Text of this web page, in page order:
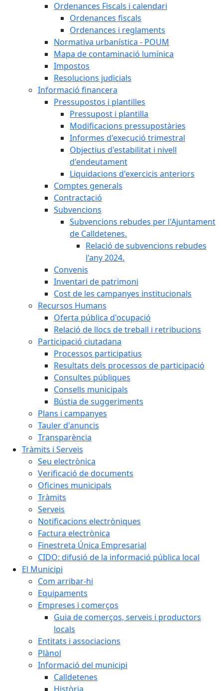
Ordenances Fiscals i calendari
Ordenances fiscals
Ordenances i reglaments
Normativa urbanística - POUM
Mapa de contaminació lumínica
Impostos
Resolucions judicials
Informació financera
Pressupostos i plantilles
Pressupost i plantilla
Modificacions pressupostàries
Informes d'execució trimestral
Objectius d'estabilitat i nivell
d'endeutament
Liquidacions d'exercicis anteriors
Comptes generals
Contractació
Subvencions
Subvencions rebudes per l'Ajuntament
de Calldetenes.
Relació de subvencions rebudes
l'any 2024.
Convenis
Inventari de patrimoni
Cost de les campanyes institucionals
Recursos Humans
Oferta pública d'ocupació
Relació de llocs de treball i retribucions
Participació ciutadana
Processos participatius
Resultats dels processos de participació
Consultes públiques
Consells municipals
Bústia de suggeriments
Plans i campanyes
Tauler d'anuncis
Transparència
Tràmits i Serveis
Seu electrònica
Verificació de documents
Oficines municipals
Tràmits
Serveis
Notificacions electròniques
Factura electrònica
Finestreta Única Empresarial
CIDO: difusió de la informació pública local
El Municipi
Com arribar-hi
Equipaments
Empreses i comerços
Guia de comerços, serveis i productors
locals
Entitats i associacions
Plànol
Informació del municipi
Calldetenes